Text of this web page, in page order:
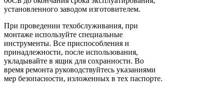
установленного заводом изготовителем.
При проведении техобслуживания, при
монтаже используйте специальные
инструменты. Все приспособления и
принадлежности, после использования,
укладывайте в ящик для сохранности. Во
время ремонта руководствуйтесь указаниями
мер безопасности, изложенных в тех паспорте.